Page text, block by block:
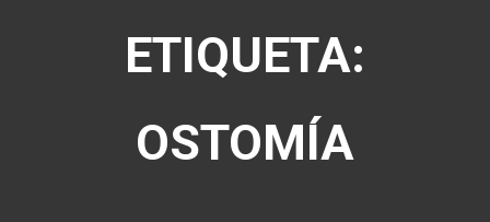
ETIQUETA:
OSTOMÍA